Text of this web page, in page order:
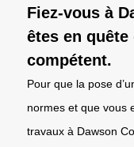
Fiez-vous à
êtes en
compétent.
Pour que la pose
normes et que vous
travaux à Dawson